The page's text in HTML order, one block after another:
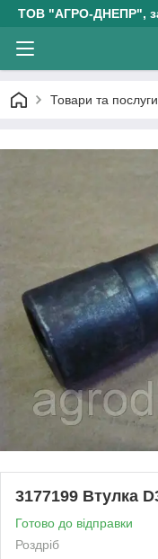
ТОВ "АГРО-ДНЕПР",
Товари та послуги
3177199 Втулка
Готово до відправки
Роздріб